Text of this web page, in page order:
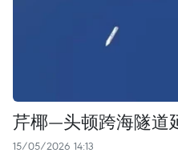
芹椰—头顿跨海隧道
15/05/2026 14:13